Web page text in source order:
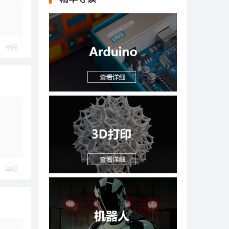
举报
举报